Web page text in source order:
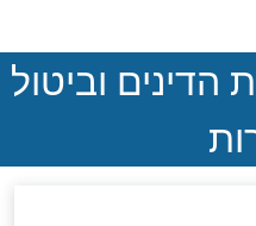
מכירת המחלה
השם חזקיהו
הכהן קוק